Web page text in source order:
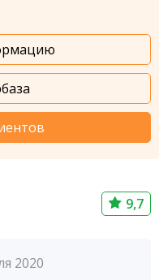
9,7
2020